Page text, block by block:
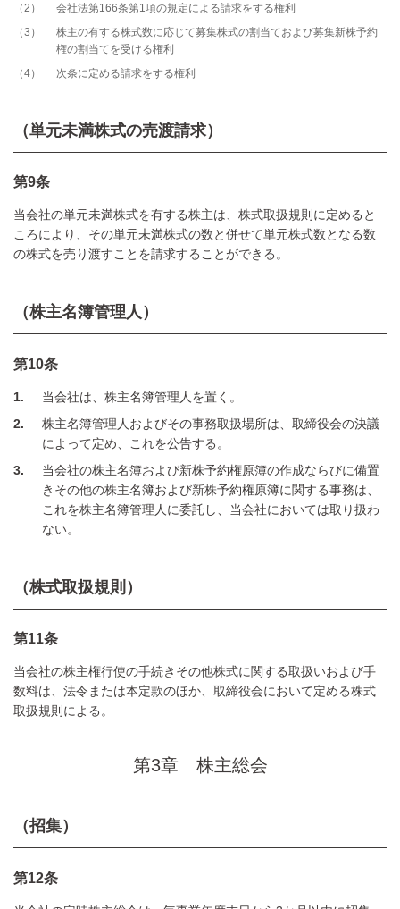
2
会社法第166条第1項の規定による請求をする権利
3
株主の有する株式数に応じて募集株式の割当ておよび募集新株予約
権の割当てを受ける権利
4
次条に定める請求をする権利
（単元未満株式の売渡請求）
第9条
当会社の単元未満株式を有する株主は、株式取扱規則に定めると
ころにより、その単元未満株式の数と併せて単元株式数となる数
の株式を売り渡すことを請求することができる。
（株主名簿管理人）
第10条
1
当会社は、株主名簿管理人を置く。
2
株主名簿管理人およびその事務取扱場所は、取締役会の決議
によって定め、これを公告する。
3
当会社の株主名簿および新株予約権原簿の作成ならびに備置
きその他の株主名簿および新株予約権原簿に関する事務は、
これを株主名簿管理人に委託し、当会社においては取り扱わ
ない。
（株式取扱規則）
第11条
当会社の株主権行使の手続きその他株式に関する取扱いおよび手
数料は、法令または本定款のほか、取締役会において定める株式
取扱規則による。
第3章 株主総会
（招集）
第12条